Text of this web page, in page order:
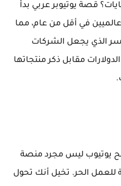
قصة يوتيوبر عربي بدأ
في أقل من عام، مما
الذي يجعل الشركات
مقابل ذكر منتجاتها
يوتيوب ليس مجرد منصة
للعمل الحر. تخيل أنك تحول